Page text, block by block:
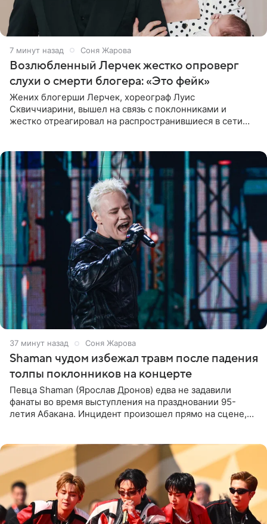
7 минут назад Соня Жарова
Возлюбленный Лерчек жестко опроверг
слухи о смерти блогера: «Это фейк»
Жених блогерши Лерчек, хореограф Луис
Сквиччиарини, вышел на связь с поклонниками и
жестко отреагировал на распространившиеся в сети
37 минут назад Соня Жарова
Shaman чудом избежал травм после падения
толпы поклонников на концерте
Певца Shaman (Ярослав Дронов) едва не задавили
фанаты во время выступления на праздновании 95-
летия Абакана. Инцидент произошел прямо на сцене,